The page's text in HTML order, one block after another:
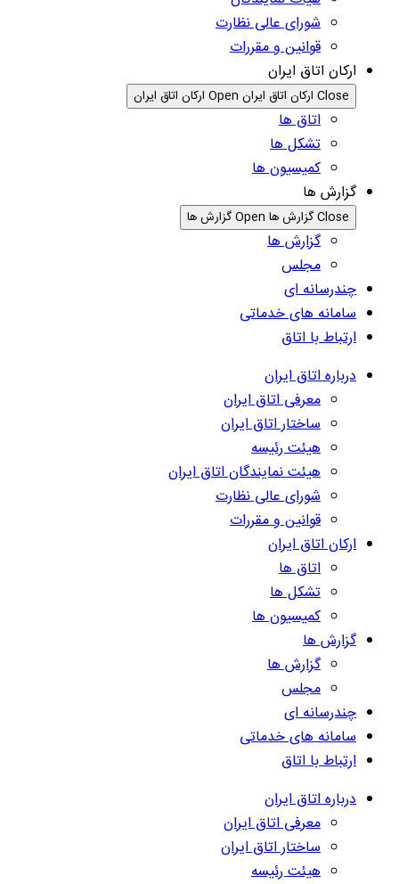
شورای عالی نظارت
قوانین و مقررات
ارکان اتاق ایران
Close ارکان اتاق ایران Open ارکان اتاق ایران
اتاق ها
تشکل ها
کمیسیون ها
گزارش ها
Close گزارش ها Open گزارش ها
گزارش ها
مجلس
چندرسانه ای
سامانه های خدماتی
ارتباط با اتاق
درباره اتاق ایران
معرفی اتاق ایران
ساختار اتاق ایران
هیئت رئیسه
هیئت نمایندگان اتاق ایران
شورای عالی نظارت
قوانین و مقررات
ارکان اتاق ایران
اتاق ها
تشکل ها
کمیسیون ها
گزارش ها
گزارش ها
مجلس
چندرسانه ای
سامانه های خدماتی
ارتباط با اتاق
درباره اتاق ایران
معرفی اتاق ایران
ساختار اتاق ایران
هیئت رئیسه